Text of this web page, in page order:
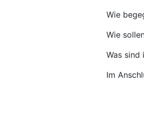
Wie
Wie
Was sind
Im